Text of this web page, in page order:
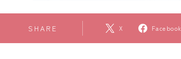
SHARE X Facebook